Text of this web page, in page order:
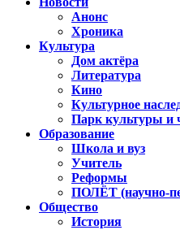
Анонс
Хроника
Культура
Дом актёра
Литература
Кино
Культурное
Парк культуры и
Образование
Школа и вуз
Учитель
Реформы
ПОЛЁТ (научно-
Общество
История